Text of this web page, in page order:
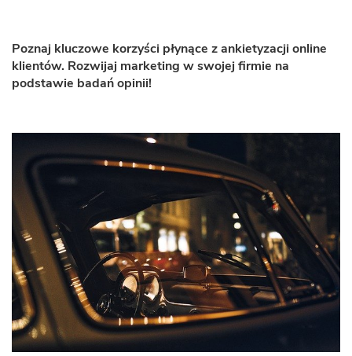
Poznaj kluczowe korzyści płynące z ankietyzacji online
klientów. Rozwijaj marketing w swojej firmie na
podstawie badań opinii!